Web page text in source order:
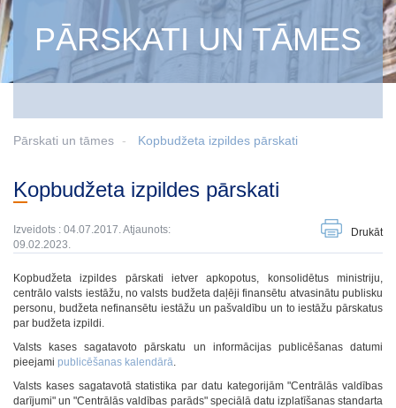
PĀRSKATI UN TĀMES
Pārskati un tāmes Kopbudžeta izpildes pārskati
Kopbudžeta izpildes pārskati
Izveidots : 04.07.2017. Atjaunots:
09.02.2023.
Drukāt
Kopbudžeta izpildes pārskati ietver apkopotus, konsolidētus ministriju,
centrālo valsts iestāžu, no valsts budžeta daļēji finansētu atvasinātu publisku
personu, budžeta nefinansētu iestāžu un pašvaldību un to iestāžu pārskatus
par budžeta izpildi.
Valsts kases sagatavoto pārskatu un informācijas publicēšanas datumi
pieejami publicēšanas kalendārā.
Valsts kases sagatavotā statistika par datu kategorijām "Centrālās valdības
darījumi" un "Centrālās valdības parāds" speciālā datu izplatīšanas standarta